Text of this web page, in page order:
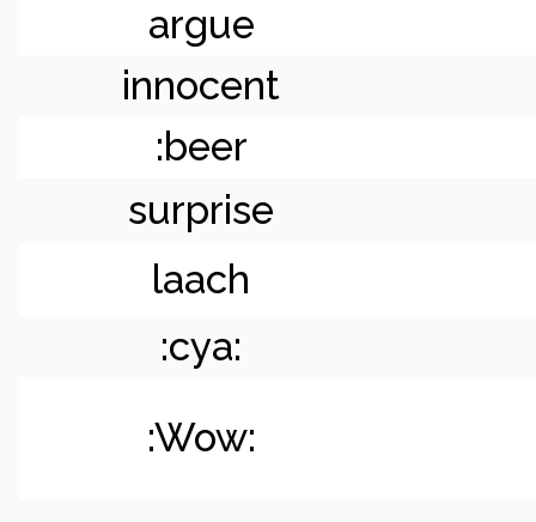
argue
innocent
:beer
surprise
laach
:cya:
:Wow: